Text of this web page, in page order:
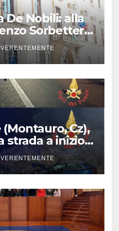
De Nobili: alla
Sorbetteria
e il
Cz),
strada a inizio
estivo.